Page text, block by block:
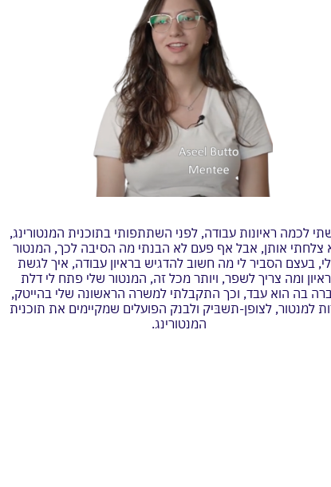
לכמה ראיונות עבודה, לפני השתתפותי בתוכנית המנטורינג,
צלחתי אותן, אבל אף פעם לא הבנתי מה הסיבה לכך, המנטור
בעצם הסביר לי מה חשוב להדגיש בראיון עבודה, איך לגשת
ומה צריך לשפר, ויותר מכל זה, המנטור שלי פתח לי דלת
בה הוא עבד, וכך התקבלתי למשרה הראשונה שלי בהייטק,
למנטור, לצופן-תשבּיק ולבנק הפועלים שמקיימים את תוכנית
המנטורינג.